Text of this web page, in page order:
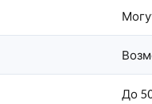
До